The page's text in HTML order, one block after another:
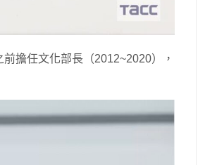
擔任文化部長（2012~2020），